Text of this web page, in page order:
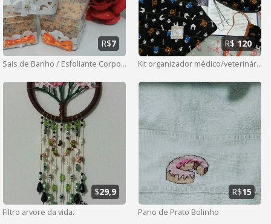
Sais de Banho / Esfoliante Corporal
R$7
Kit organizador médico/veterinário
R$120
Filtro arvore da vida.
$29,9
Pano de Prato Bolinho
R$15